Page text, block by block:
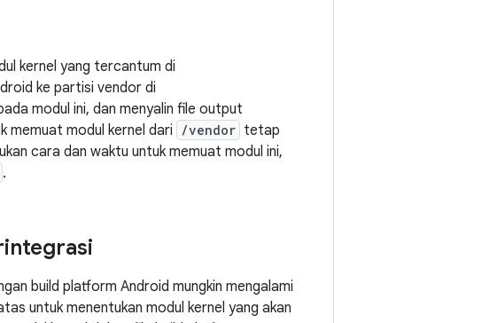
kernel yang tercantum di
ke partisi vendor di
modul ini, dan menyalin file output
memuat modul kernel dari /vendor tetap
cara dan waktu untuk memuat modul ini,
.
build platform Android mungkin mengalami
untuk menentukan modul kernel yang akan